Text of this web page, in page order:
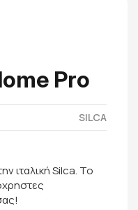
Pro
SILCA
ιταλική Silca. To